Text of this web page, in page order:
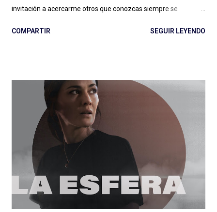
invitación a acercarme otros que conozcas siempre se
se puede llegar a un podcast por la persona entrevistada, por
entrevista con dos hosts que hablan mucho puede salir bien? Si
escuchan, si preguntan, hacen reír, hacen pensar y logran
meter en zona sillón a todas las personas que pasan por el
ciclo, funciona muy bien lo que hacen Alejandro Cardona y
Sebastián Rojas en este podcast que parece de conversación
pero (por suerte) no lo es. Muchos minutos de entrevista
condensados en alrededor de una hora (y monedas) con
personas que podés conocer de una cosa y nos hablan de otra,
de una muy...
COMPARTIR SEGUIR LEYENDO